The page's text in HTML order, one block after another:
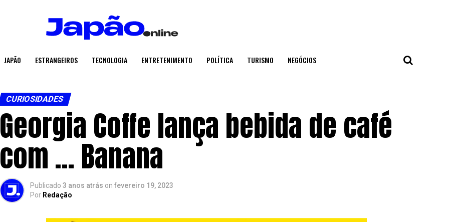
JAPÃO ESTRANGEIROS TECNOLOGIA ENTRETENIMENTO POLÍTICA TURISMO NEGÓCIOS
CURIOSIDADES
Georgia Coffe lança bebida de café
com … Banana
Publicado 3 anos atrás on fevereiro 19, 2023
Por Redação